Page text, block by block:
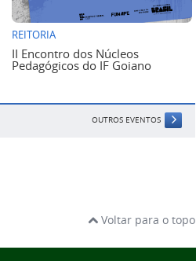
REITORIA
II Encontro dos Núcleos
Pedagógicos do IF Goiano
OUTROS EVENTOS
Voltar para o topo